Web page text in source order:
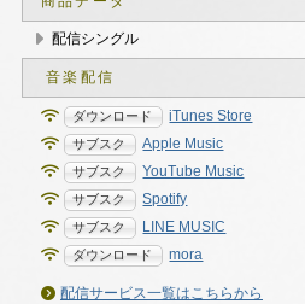
配信シングル
iTunes Store
Apple Music
YouTube Music
Spotify
LINE MUSIC
mora
配信サービス一覧はこちらから